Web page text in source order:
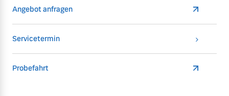
Angebot anfragen
Servicetermin
Probefahrt